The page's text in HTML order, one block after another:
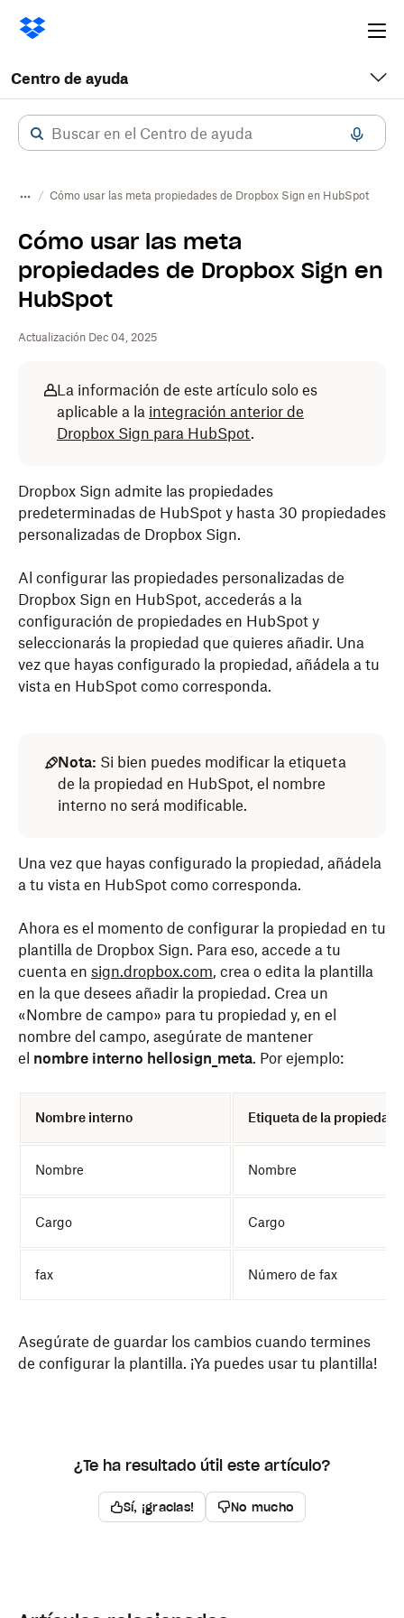
Centro de ayuda
Cómo usar las meta propiedades de Dropbox Sign en HubSpot
Cómo usar las meta
propiedades de Dropbox Sign en
HubSpot
Actualización Dec 04, 2025
La información de este artículo solo es
aplicable a la integración anterior de
Dropbox Sign para HubSpot.
Dropbox Sign admite las propiedades
predeterminadas de HubSpot y hasta 30 propiedades
personalizadas de Dropbox Sign.
Al configurar las propiedades personalizadas de
Dropbox Sign en HubSpot, accederás a la
configuración de propiedades en HubSpot y
seleccionarás la propiedad que quieres añadir. Una
vez que hayas configurado la propiedad, añádela a tu
vista en HubSpot como corresponda.
Nota: Si bien puedes modificar la etiqueta
de la propiedad en HubSpot, el nombre
interno no será modificable.
Una vez que hayas configurado la propiedad, añádela
a tu vista en HubSpot como corresponda.
Ahora es el momento de configurar la propiedad en tu
plantilla de Dropbox Sign. Para eso, accede a tu
cuenta en sign.dropbox.com, crea o edita la plantilla
en la que desees añadir la propiedad. Crea un
«Nombre de campo» para tu propiedad y, en el
nombre del campo, asegúrate de mantener
el nombre interno hellosign_meta. Por ejemplo:
Nombre interno Etiqueta de la propiedad
Nombre Nombre
Cargo Cargo
fax Número de fax
Asegúrate de guardar los cambios cuando termines
de configurar la plantilla. ¡Ya puedes usar tu plantilla!
¿Te ha resultado útil este artículo?
Sí, ¡gracias! No mucho